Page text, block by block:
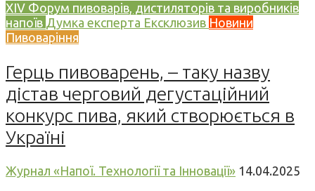
XIV Форум пивоварів, дистиляторів та виробників
напоїв Думка експерта Ексклюзив Новини
Пивоваріння
Герць пивоварень, – таку назву
дістав черговий дегустаційний
конкурс пива, який створюється в
Україні
Журнал «Напої. Технології та Інновації» 14.04.2025